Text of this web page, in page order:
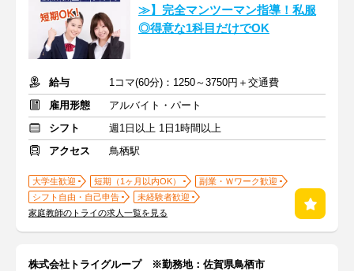
≫】完全マンツーマン指導！私服
◎得意な1科目だけでOK
給与
1コマ(60分)：1250～3750円＋交通費
雇用形態
アルバイト・パート
シフト
週1日以上 1日1時間以上
アクセス
鳥栖駅
大学生歓迎 短期（1ヶ月以内OK）
副業・Ｗワーク歓迎
シフト自由・自己申告
未経験者歓迎
家庭教師のトライの求人一覧を見る
株式会社トライグループ ※勤務地：佐賀県鳥栖市